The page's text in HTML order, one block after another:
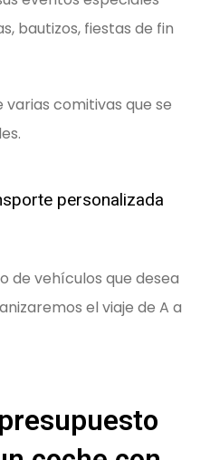
bautizos, fiestas de fin
comitivas que se
personalizada
de vehículos que desea
el viaje de A a